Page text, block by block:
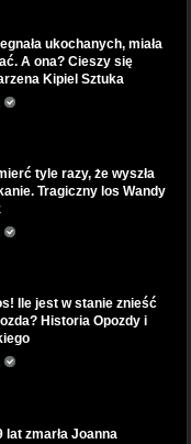
ukochanych, miała
A ona? Cieszy się
Kipiel Sztuka
tyle razy, że wyszła
Tragiczny los Wandy
Ile jest w stanie znieść
Historia Opozdy i
lat zmarła Joanna